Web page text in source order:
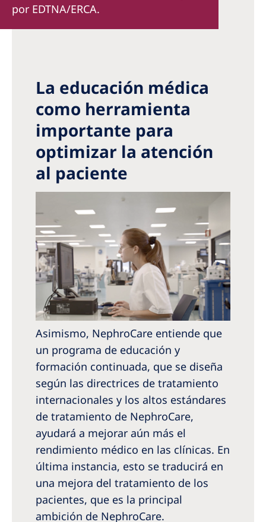
por EDTNA/ERCA.
La educación médica
como herramienta
importante para
optimizar la atención
al paciente
Asimismo, NephroCare entiende que
un programa de educación y
formación continuada, que se diseña
según las directrices de tratamiento
internacionales y los altos estándares
de tratamiento de NephroCare,
ayudará a mejorar aún más el
rendimiento médico en las clínicas. En
última instancia, esto se traducirá en
una mejora del tratamiento de los
pacientes, que es la principal
ambición de NephroCare.